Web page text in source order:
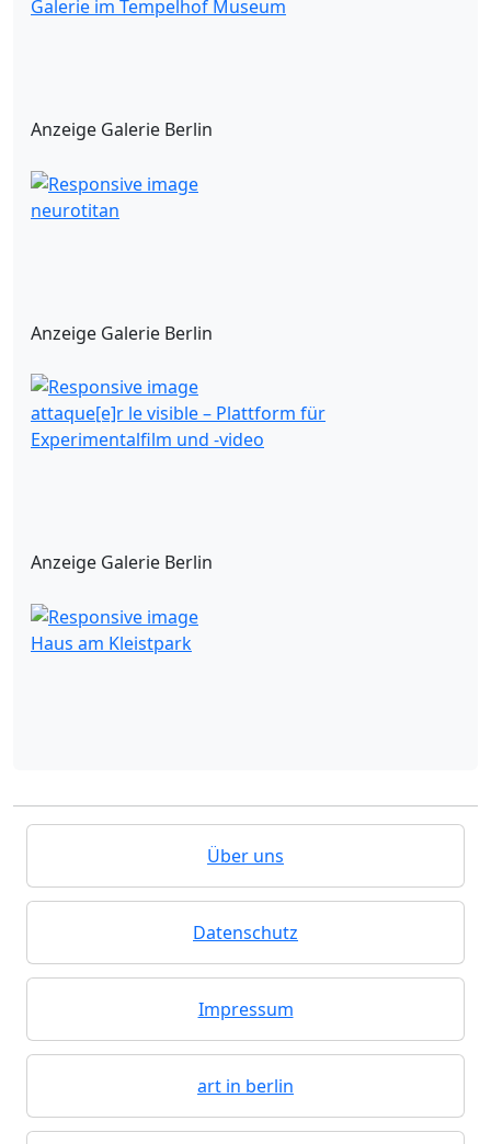
Galerie im Tempelhof Museum
Anzeige Galerie Berlin
neurotitan
Anzeige Galerie Berlin
attaque[e]r le visible – Plattform für
Experimentalfilm und -video
Anzeige Galerie Berlin
Haus am Kleistpark
Über uns
Datenschutz
Impressum
art in berlin